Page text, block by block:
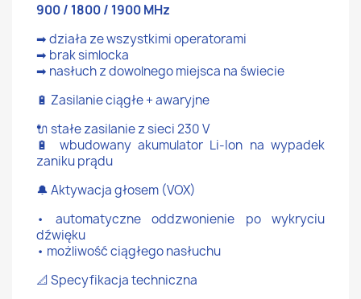
900 / 1800 / 1900 MHz
➡ działa ze wszystkimi operatorami
➡ brak simlocka
➡ nasłuch z dowolnego miejsca na świecie
🔋 Zasilanie ciągłe + awaryjne
🔌 stałe zasilanie z sieci 230 V
🔋 wbudowany akumulator Li-Ion na wypadek
zaniku prądu
🔔 Aktywacja głosem (VOX)
• automatyczne oddzwonienie po wykryciu
dźwięku
• możliwość ciągłego nasłuchu
📐 Specyfikacja techniczna